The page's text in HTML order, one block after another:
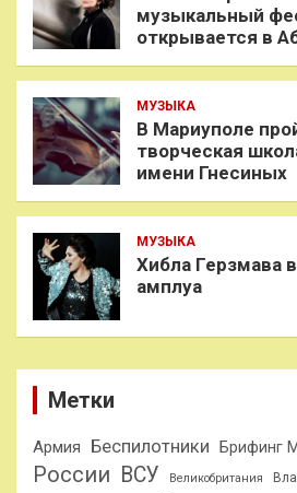
музыкальный
открывается в
МУЗЫКА
В Мариуполе
творческая
имени Гнесиных
МУЗЫКА
Хибла Герзмава
амплуа
Метки
Армия Беспилотники Брифинг
России ВСУ Великобритания